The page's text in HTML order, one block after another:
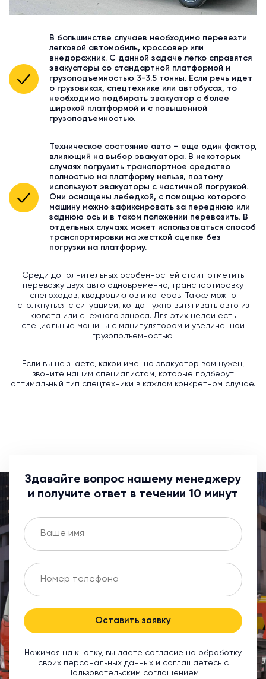
В большинстве случаев необходимо перевезти
легковой автомобиль, кроссовер или
внедорожник. С данной задаче легко справятся
эвакуаторы со стандартной платформой и
грузоподъемностью 3-3.5 тонны. Если речь идет
о грузовиках, спецтехнике или автобусах, то
необходимо подбирать эвакуатор с более
широкой платформой и с повышенной
грузоподъемностью.
Техническое состояние авто – еще один фактор,
влияющий на выбор эвакуатора. В некоторых
случаях погрузить транспортное средство
полностью на платформу нельзя, поэтому
используют эвакуаторы с частичной погрузкой.
Они оснащены лебедкой, с помощью которого
машину можно зафиксировать за переднюю или
заднюю ось и в таком положении перевозить. В
отдельных случаях может использоваться способ
транспортировки на жесткой сцепке без
погрузки на платформу.
Среди дополнительных особенностей стоит отметить
перевозку двух авто одновременно, транспортировку
снегоходов, квадроциклов и катеров. Также можно
столкнуться с ситуацией, когда нужно вытягивать авто из
кювета или снежного заноса. Для этих целей есть
специальные машины с манипулятором и увеличенной
грузоподъемностью.
Если вы не знаете, какой именно эвакуатор вам нужен,
звоните нашим специалистам, которые подберут
оптимальный тип спецтехники в каждом конкретном случае.
Здавайте вопрос нашему менеджеру
и получите ответ в течении 10 минут
Оставить заявку
Нажимая на кнопку, вы даете согласие на обработку
своих персональных данных и соглашаетесь с
Пользовательским соглашением